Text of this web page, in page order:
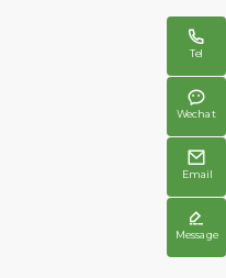

Tel

Wechat

Email

Message